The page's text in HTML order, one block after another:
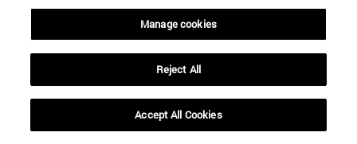
Manage cookies
Reject All
Accept All Cookies